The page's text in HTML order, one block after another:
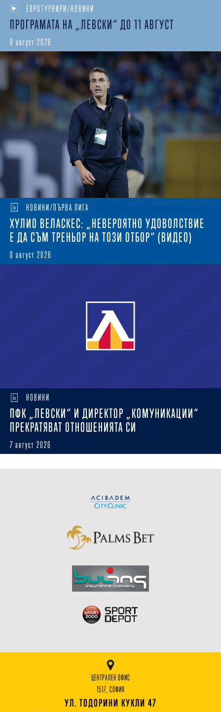
ЕВРОТУРНИРИ/НОВИНИ
ПРОГРАМАТА НА „ЛЕВСКИ“ ДО 11 АВГУСТ
8 август 2026
НОВИНИ/ПЪРВА ЛИГА
ХУЛИО ВЕЛАСКЕС: „НЕВЕРОЯТНО УДОВОЛСТВИЕ
Е ДА СЪМ ТРЕНЬОР НА ТОЗИ ОТБОР“ (ВИДЕО)
8 август 2026
НОВИНИ
ПФК „ЛЕВСКИ“ И ДИРЕКТОР „КОМУНИКАЦИИ“
ПРЕКРАТЯВАТ ОТНОШЕНИЯТА СИ
7 август 2026
ЦЕНТРАЛЕН ОФИС
1517, СОФИЯ
УЛ. ТОДОРИНИ КУКЛИ 47